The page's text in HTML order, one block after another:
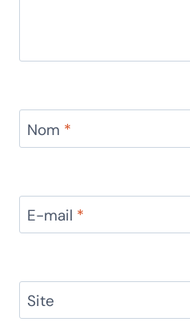
Nom *
E-mail *
Site